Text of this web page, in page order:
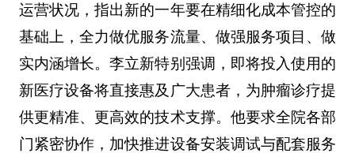
运营状况，指出新的一年要在精细化成本管控的
基础上，全力做优服务流量、做强服务项目、做
实内涵增长。李立新特别强调，即将投入使用的
新医疗设备将直接惠及广大患者，为肿瘤诊疗提
供更精准、更高效的技术支撑。他要求全院各部
门紧密协作，加快推进设备安装调试与配套服务